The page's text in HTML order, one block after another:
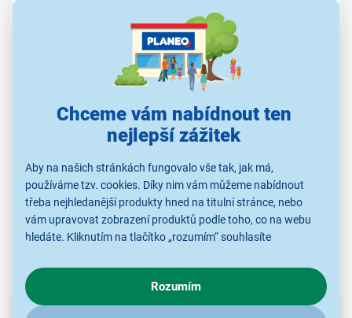
Chceme vám nabídnout ten
nejlepší zážitek
Aby na našich stránkách fungovalo vše tak, jak má,
používáme tzv. cookies. Díky nim vám můžeme nabídnout
třeba nejhledanější produkty hned na titulní stránce, nebo
vám upravovat zobrazení produktů podle toho, co na webu
hledáte. Kliknutím na tlačítko „rozumím“ souhlasíte
chování na webu pro zobrazení cílených reklam. Pokud vás
zajímají detaily, jak u nás s cookies a dalšími údaji pracujeme,
kliknětesem.
Rozumím
449 Kč
Kabely k telefonu a
tabletu
Beats USB-
C/Light.Woven Cable
1,5m Stone
590 Kč
Kabely k telefonu a
tabletu
Beats USB-C/USB-C
Woven Cable 20cm
590 Kč
Kabely k telefonu a
tabletu
Parametry